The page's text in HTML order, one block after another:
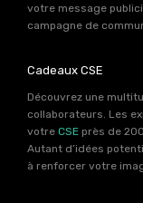
votre message
campagne de
Cadeaux CSE
Découvrez une
collaborateurs. Les
votre CSE près de
Autant d’idées
à renforcer votre